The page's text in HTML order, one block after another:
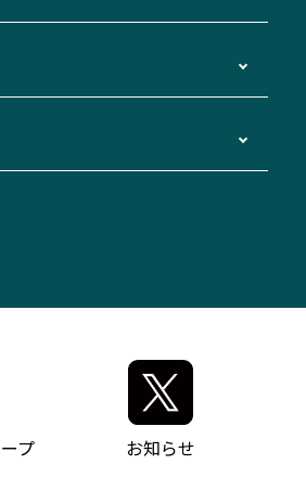
て
バスCANばす
ン」（三重大学病院直通バ
ピングバス（鈴鹿管内）
古屋
屋
金城ふ頭駅～中部国際空港
案内
約
について
運行管理
ョン三重交通バスセット
ズ
報一覧
プ
お知らせ